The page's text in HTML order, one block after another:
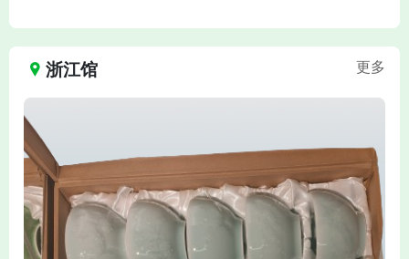
浙江馆 更多